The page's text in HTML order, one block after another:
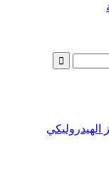
الهيدروليكي